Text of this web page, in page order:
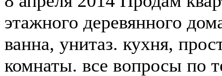
этажного деревянного
ванна, унитаз. кухня,
комнаты. все вопросы по